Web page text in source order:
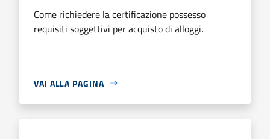
Come richiedere la certificazione possesso
requisiti soggettivi per acquisto di alloggi.
VAI ALLA PAGINA